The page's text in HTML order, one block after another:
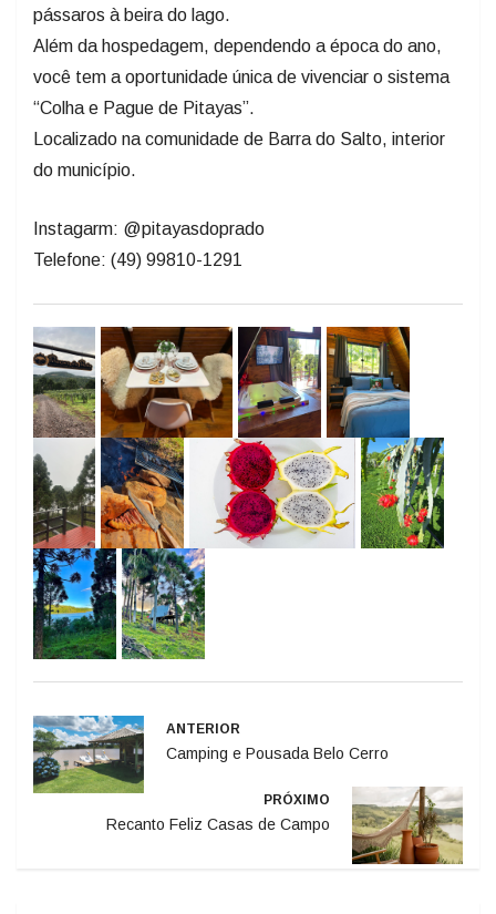
pássaros à beira do lago.
Além da hospedagem, dependendo a época do ano,
você tem a oportunidade única de vivenciar o sistema
“Colha e Pague de Pitayas’’.
Localizado na comunidade de Barra do Salto, interior
do município.
Instagarm: @pitayasdoprado
Telefone: (49) 99810-1291
ANTERIOR
Camping e Pousada Belo Cerro
PRÓXIMO
Recanto Feliz Casas de Campo